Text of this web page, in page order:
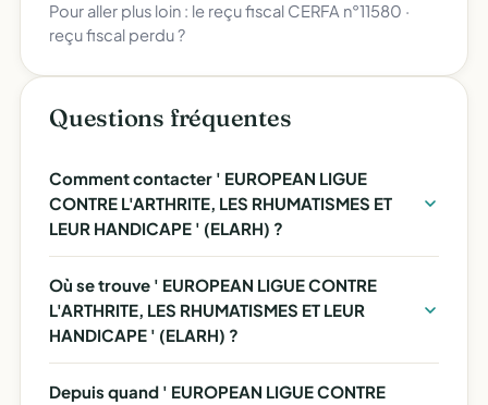
Pour aller plus loin : le reçu fiscal CERFA n°11580 ·
reçu fiscal perdu ?
Questions fréquentes
Comment contacter ' EUROPEAN LIGUE
CONTRE L'ARTHRITE, LES RHUMATISMES ET
LEUR HANDICAPE ' (ELARH) ?
Où se trouve ' EUROPEAN LIGUE CONTRE
L'ARTHRITE, LES RHUMATISMES ET LEUR
HANDICAPE ' (ELARH) ?
Depuis quand ' EUROPEAN LIGUE CONTRE